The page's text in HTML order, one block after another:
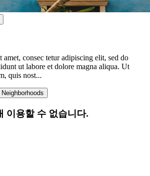
consec tetur adipiscing elit, sed do
ut labore et dolore magna aliqua. Ut
quis nost...
이용할 수 없습니다.